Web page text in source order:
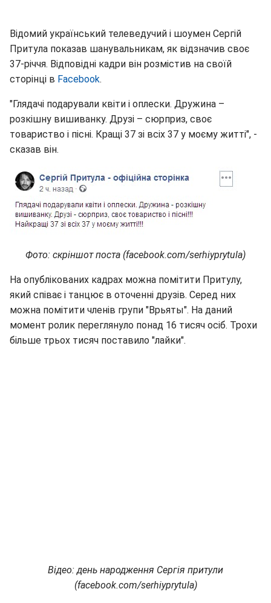
Відомий український телеведучий і шоумен Сергій
Притула показав шанувальникам, як відзначив своє
37-річчя. Відповідні кадри він розмістив на своїй
сторінці в Facebook.
"Глядачі подарували квіти і оплески. Дружина –
розкішну вишиванку. Друзі – сюрприз, своє
товариство і пісні. Кращі 37 зі всіх 37 у моєму житті", -
сказав він.
Фото: скріншот поста (facebook.com/serhiyprytula)
На опублікованих кадрах можна помітити Притулу,
який співає і танцює в оточенні друзів. Серед них
можна помітити членів групи "Врьяты". На даний
момент ролик переглянуло понад 16 тисяч осіб. Трохи
більше трьох тисяч поставило "лайки".
Відео: день народження Сергія притули
(facebook.com/serhiyprytula)